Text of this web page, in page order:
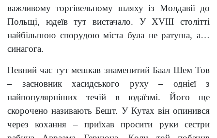
важливому торгівельному шляху із Молдавії до
Польщі, юдеїв тут вистачало. У XVIII столітті
найбільшою спорудою міста була не ратуша, а…
синагога.
Певний час тут мешкав знаменитий Баал Шем Тов
– засновник хасидського руху – однієї з
найпопулярніших течій в юдаїзмі. Його ще
скорочено називають Бешт. У Кутах він опинився
через кохання – приїхав просити руки сестри